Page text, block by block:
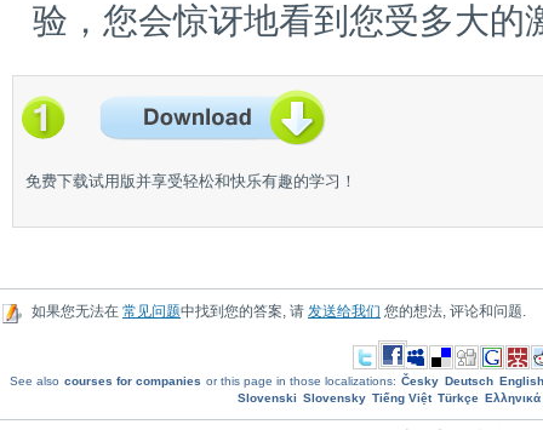
验，您会惊讶地看到您受多大的
免费下载试用版并享受轻松和快乐有趣的学习！
如果您无法在 常见问题中找到您的答案, 请 发送给我们 您的想法, 评论和问题.
See also courses for companies or this page in those localizations: Česky Deutsch English
Slovenski Slovensky Tiếng Việt Türkçe Ελληνικά